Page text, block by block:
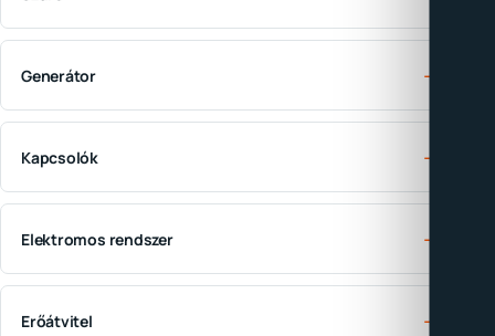
Generátor →
Kapcsolók →
Elektromos rendszer →
Erőátvitel →